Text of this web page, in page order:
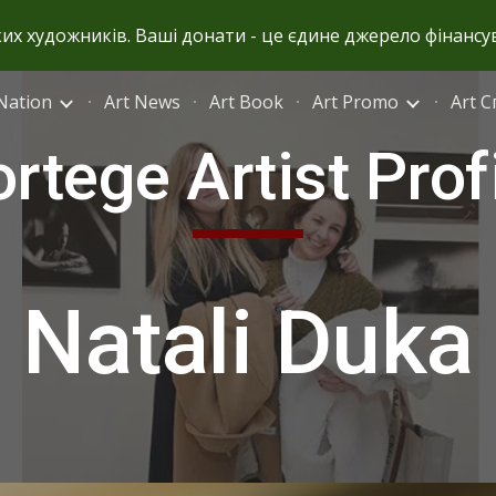
to main content Skip to
художників. Ваші донати - це єдине джерело
Art News Art Book Art Promo Art
Artist
Natali Duka